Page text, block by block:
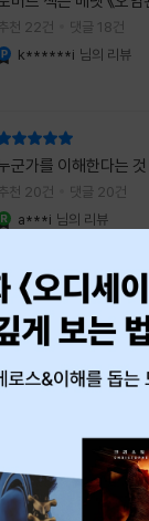
는 실감과 미스터리
는 최상의 시너지...
천 22건 댓글 18건
k******i 님의 리뷰
군가를 이해한다는 것
천 20건 댓글 20건
a***i 님의 리뷰
부 안내
최근 본 상품
티켓 1544-6399
eBook 1:1문의/채팅상담
이십사(주) 사업자 정보